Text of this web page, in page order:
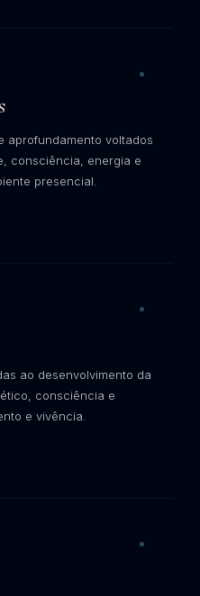
aprofundamento voltados
consciência, energia e
presencial.
ao desenvolvimento da
consciência e
e vivência.